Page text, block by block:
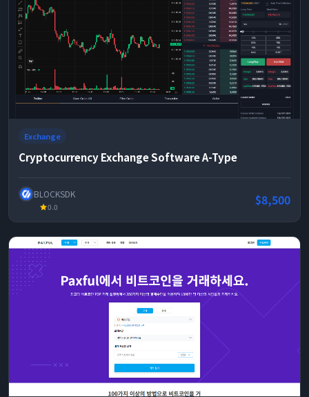
Exchange
Cryptocurrency Exchange Software A-Type
BLOCKSDK
0.0 $8,500